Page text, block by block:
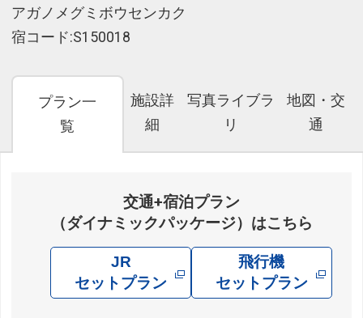
アガノメグミボウセンカク
宿コード:S150018
プラン一
覧
施設詳
細
写真ライブラ
リ
地図・交
通
交通+宿泊プラン
（ダイナミックパッケージ）はこちら
JR
セットプラン
飛行機
セットプラン